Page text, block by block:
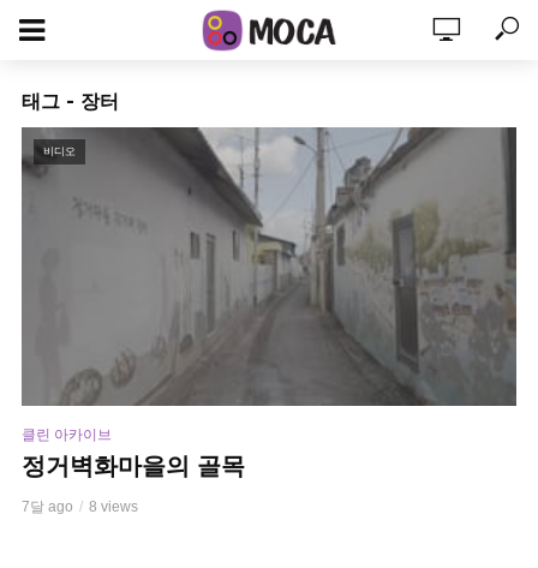
태그 - 장터
비디오
클린 아카이브
정거벽화마을의 골목
7달 ago 8 views